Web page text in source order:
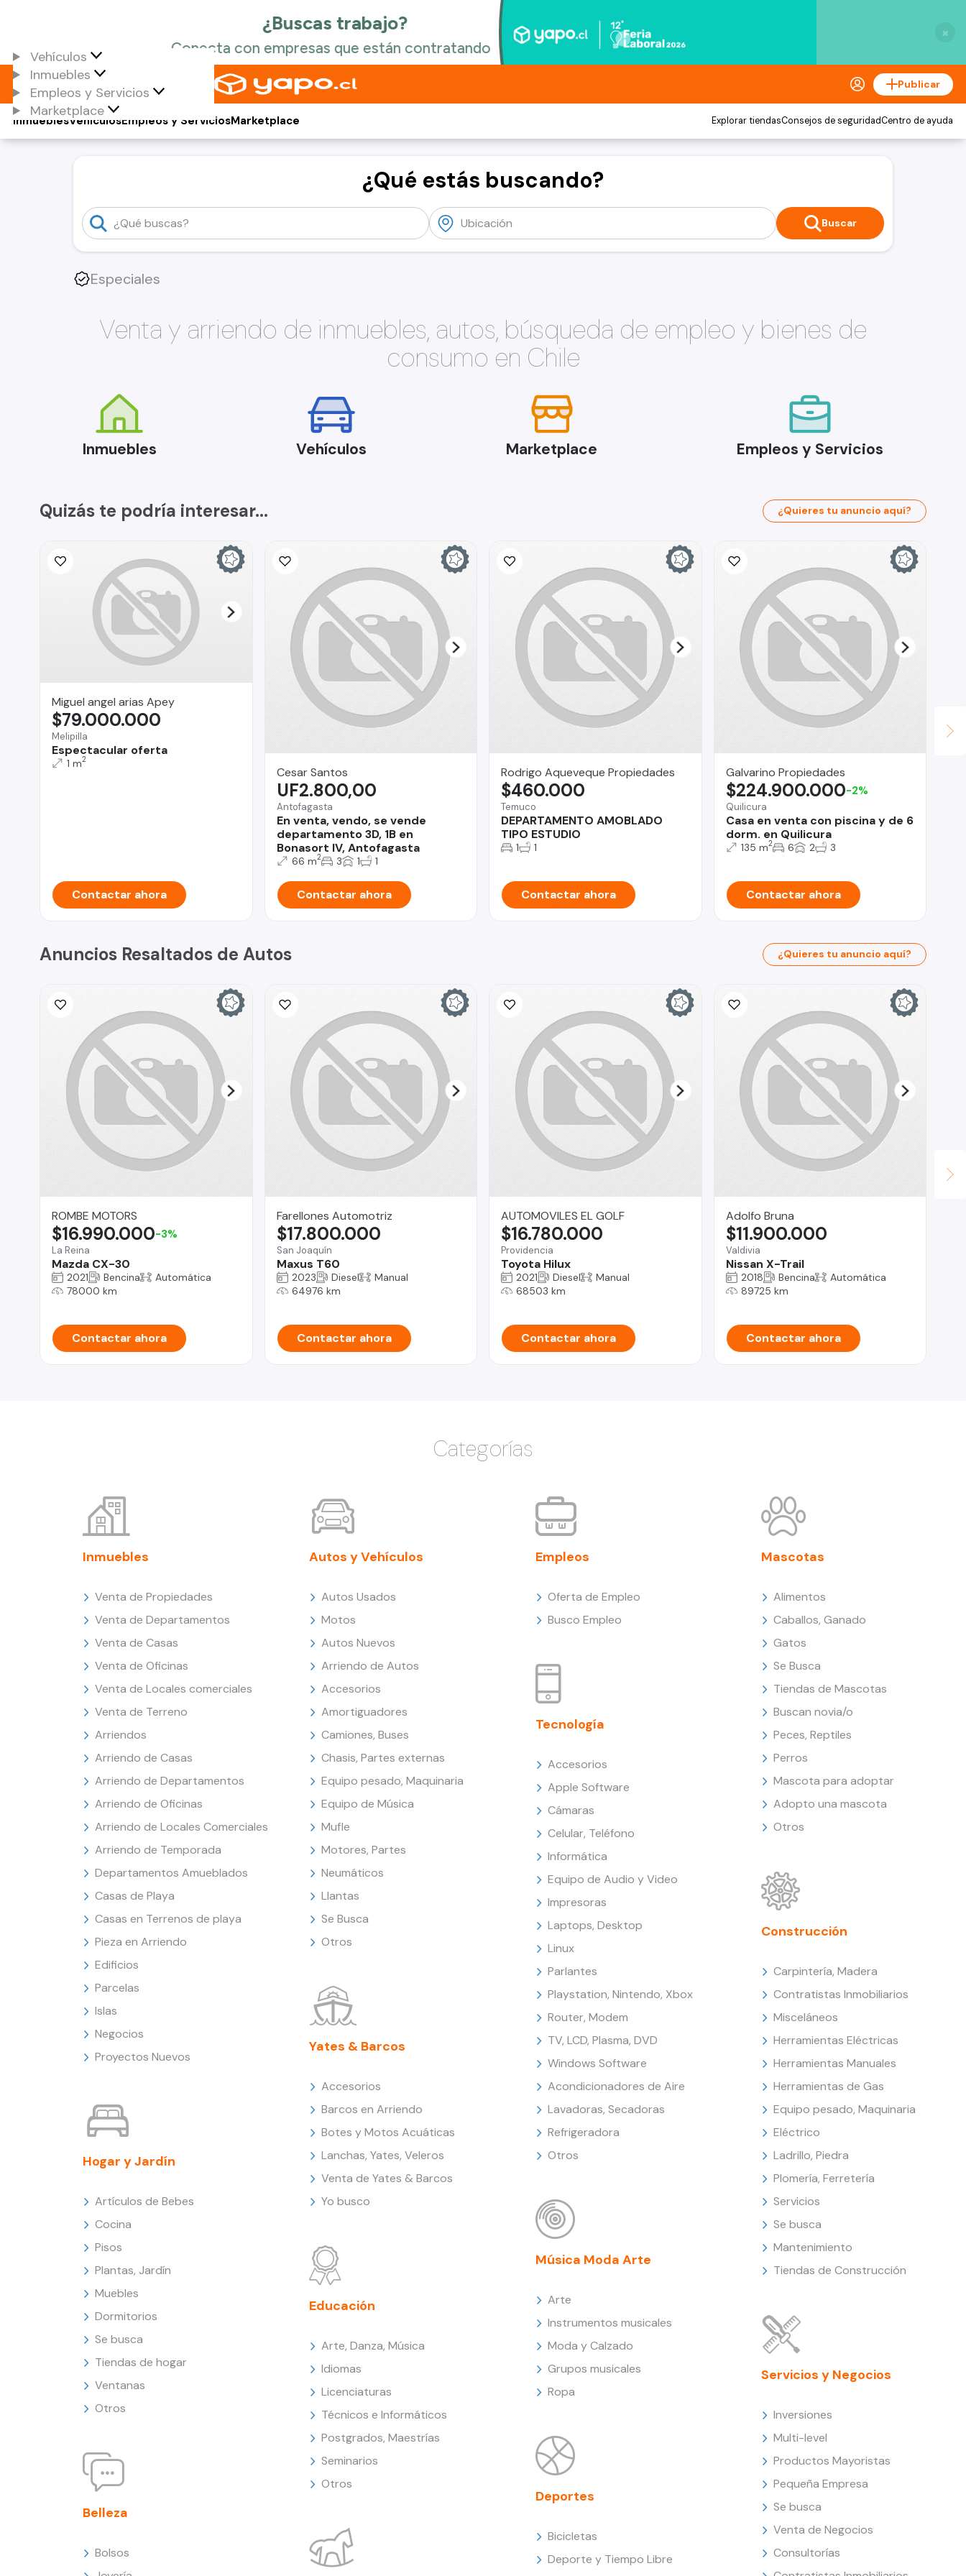
×
Vehículos
Inmuebles
Empleos y Servicios
Marketplace
Publicar
Vehículos
Inmuebles Empleos y ServiciosMarketplace Explorar tiendasConsejos de seguridadCentro de ayuda
¿Qué estás buscando?
Buscar
Especiales
Venta y arriendo de inmuebles, autos, búsqueda de empleo y bienes de
consumo en Chile
Inmuebles Vehículos Marketplace Empleos y Servicios
Quizás te podría interesar... ¿Quieres tu anuncio aquí?
Miguel angel arias Apey
Melipilla
Espectacular oferta
$79.000.000
1 m2
Contactar ahora
Cesar Santos
Antofagasta
En venta, vendo, se vende
departamento 3D, 1B en
Bonasort IV, Antofagasta
UF2.800,00
66 m2 3 1 1
Contactar ahora
Rodrigo Aqueveque Propiedades
Temuco
DEPARTAMENTO AMOBLADO
TIPO ESTUDIO
$460.000
1 1
Contactar ahora
Galvarino Propiedades
Quilicura
Casa en venta con piscina y de 6
dorm. en Quilicura
$224.900.000-2%
135 m2 6 2 3
Contactar ahora
Anuncios Resaltados de Autos ¿Quieres tu anuncio aquí?
ROMBE MOTORS
La Reina
Mazda CX-30
$16.990.000-3%
2021 Bencina
Automática
78000 km
Contactar ahora
Farellones Automotriz
San Joaquín
Maxus T60
$17.800.000
2023 Diesel
Manual
64976 km
Contactar ahora
AUTOMOVILES EL GOLF
Providencia
Toyota Hilux
$16.780.000
2021 Diesel
Manual
68503 km
Contactar ahora
Adolfo Bruna
Valdivia
Nissan X-Trail
$11.900.000
2018 Bencina
Automática
89725 km
Contactar ahora
Categorías
Inmuebles
Venta de Propiedades
Venta de Departamentos
Venta de Casas
Venta de Oficinas
Venta de Locales comerciales
Venta de Terreno
Arriendos
Arriendo de Casas
Arriendo de Departamentos
Arriendo de Oficinas
Arriendo de Locales Comerciales
Arriendo de Temporada
Departamentos Amueblados
Casas de Playa
Casas en Terrenos de playa
Pieza en Arriendo
Edificios
Parcelas
Islas
Negocios
Proyectos Nuevos
Hogar y Jardín
Artículos de Bebes
Cocina
Pisos
Plantas, Jardín
Muebles
Dormitorios
Se busca
Tiendas de hogar
Ventanas
Otros
Belleza
Bolsos
Autos y Vehículos
Autos Usados
Motos
Autos Nuevos
Arriendo de Autos
Accesorios
Amortiguadores
Camiones, Buses
Chasis, Partes externas
Equipo pesado, Maquinaria
Equipo de Música
Mufle
Motores, Partes
Neumáticos
Llantas
Se Busca
Otros
Yates & Barcos
Accesorios
Barcos en Arriendo
Botes y Motos Acuáticas
Lanchas, Yates, Veleros
Venta de Yates & Barcos
Yo busco
Educación
Arte, Danza, Música
Idiomas
Licenciaturas
Técnicos e Informáticos
Postgrados, Maestrías
Seminarios
Otros
Empleos
Oferta de Empleo
Busco Empleo
Tecnología
Accesorios
Apple Software
Cámaras
Celular, Teléfono
Informática
Equipo de Audio y Video
Impresoras
Laptops, Desktop
Linux
Parlantes
Playstation, Nintendo, Xbox
Router, Modem
TV, LCD, Plasma, DVD
Windows Software
Acondicionadores de Aire
Lavadoras, Secadoras
Refrigeradora
Otros
Música Moda Arte
Arte
Instrumentos musicales
Moda y Calzado
Grupos musicales
Ropa
Deportes
Bicicletas
Deporte y Tiempo Libre
Mascotas
Alimentos
Caballos, Ganado
Gatos
Se Busca
Tiendas de Mascotas
Buscan novia/o
Peces, Reptiles
Perros
Mascota para adoptar
Adopto una mascota
Otros
Construcción
Carpintería, Madera
Contratistas Inmobiliarios
Misceláneos
Herramientas Eléctricas
Herramientas Manuales
Herramientas de Gas
Equipo pesado, Maquinaria
Eléctrico
Ladrillo, Piedra
Plomería, Ferretería
Servicios
Se busca
Mantenimiento
Tiendas de Construcción
Servicios y Negocios
Inversiones
Multi-level
Productos Mayoristas
Pequeña Empresa
Se busca
Venta de Negocios
Consultorías